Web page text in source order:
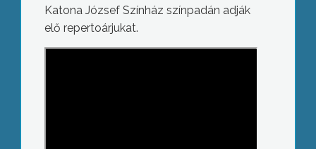
Katona József Színház színpadán adják
elő repertoárjukat.